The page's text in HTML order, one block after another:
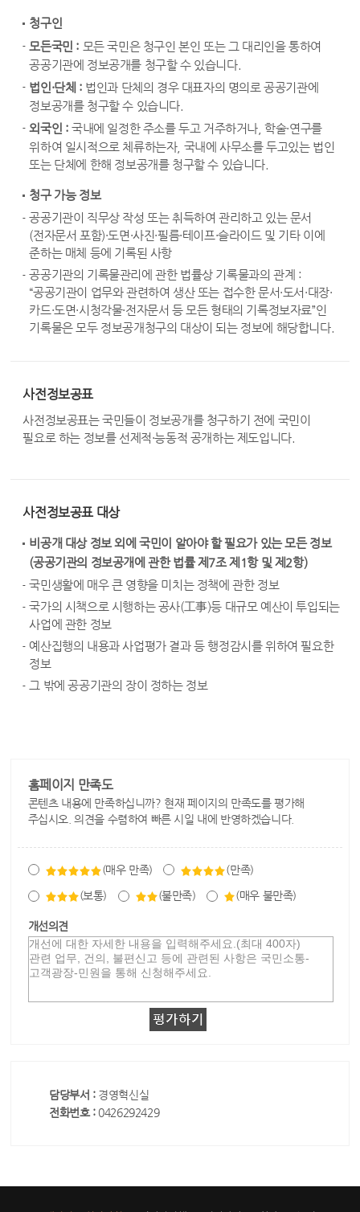
청구인
모든국민 : 모든 국민은 청구인 본인 또는 그 대리인을 통하여
공공기관에 정보공개를 청구할 수 있습니다.
법인·단체 : 법인과 단체의 경우 대표자의 명의로 공공기관에
정보공개를 청구할 수 있습니다.
외국인 : 국내에 일정한 주소를 두고 거주하거나, 학술·연구를
위하여 일시적으로 체류하는자, 국내에 사무소를 두고있는 법인
또는 단체에 한해 정보공개를 청구할 수 있습니다.
청구 가능 정보
공공기관이 직무상 작성 또는 취득하여 관리하고 있는 문서
(전자문서 포함)·도면·사진·필름·테이프·슬라이드 및 기타 이에
준하는 매체 등에 기록된 사항
공공기관의 기록물관리에 관한 법률상 기록물과의 관계 :
“공공기관이 업무와 관련하여 생산 또는 접수한 문서·도서·대장·
카드·도면·시청각물·전자문서 등 모든 형태의 기록정보자료”인
기록물은 모두 정보공개청구의 대상이 되는 정보에 해당합니다.
사전정보공표
사전정보공표는 국민들이 정보공개를 청구하기 전에 국민이
필요로 하는 정보를 선제적·능동적 공개하는 제도입니다.
사전정보공표 대상
비공개 대상 정보 외에 국민이 알아야 할 필요가 있는 모든 정보
(공공기관의 정보공개에 관한 법률 제7조 제1항 및 제2항)
국민생활에 매우 큰 영향을 미치는 정책에 관한 정보
국가의 시책으로 시행하는 공사(工事)등 대규모 예산이 투입되는
사업에 관한 정보
예산집행의 내용과 사업평가 결과 등 행정감시를 위하여 필요한
정보
그 밖에 공공기관의 장이 정하는 정보
홈페이지 만족도
콘텐츠 내용에 만족하십니까? 현재 페이지의 만족도를 평가해
주십시오. 의견을 수렴하여 빠른 시일 내에 반영하겠습니다.
(매우 만족) (만족)
(보통) (불만족) (매우 불만족)
개선의견
담당부서 : 경영혁신실
전화번호 : 0426292429